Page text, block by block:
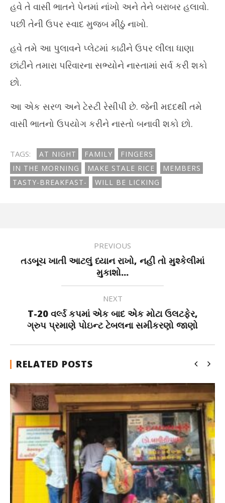
હવે તે વાસી ભાતને પેનમાં નાંખો અને તેને બરાબર હલાવો.
પછી તેની ઉપર સ્વાદ મુજબ મીઠું નાખો.
હવે તમે આ પુલાવને પ્લેટમાં કાઢીને ઉપર લીલા ધાણા
છાંટીને તમારા પરિવારના સભ્યોને નાસ્તામાં સર્વ કરી શકો
છો.
આ એક સરળ અને ટેસ્ટી રેસીપી છે. જેની મદદથી તમે
વાસી ભાતનો ઉપયોગ કરીને નાસ્તો બનાવી શકો છો.
TAGS: AT NIGHT FAMILY
FINGERS
IN THE MORNING
MAKE STALE RICE
MEMBERS
TASTY-BREAKFAST-
WILL BE LICKING
PREVIOUS
તડબૂચ ખાતી આટલું ધ્યાન રાખો, નહીં તો મુશ્કેલીમાં
મુકાશો...
NEXT
T-20 વર્લ્ડ કપમાં એક બાદ એક મોટા ઉલટફેર,
ગ્રુપ પ્રમાણે પોઇન્ટ ટેબલના સમીકરણો જાણો
RELATED POSTS